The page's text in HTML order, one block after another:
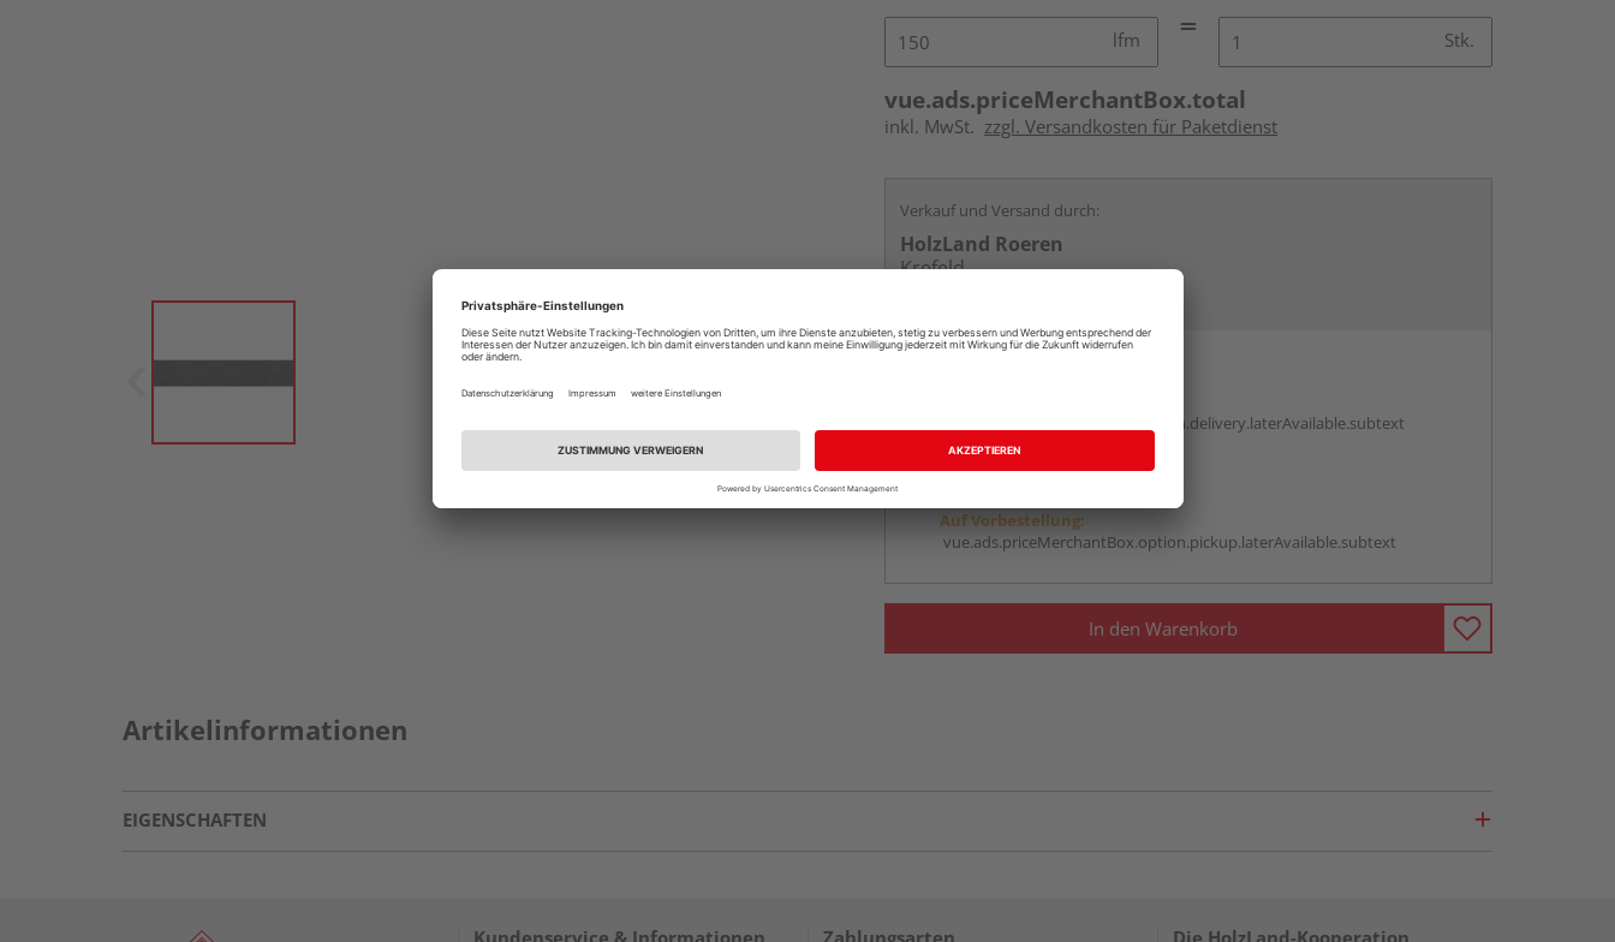
lfm Stk.
vue.ads.priceMerchantBox.total
inkl. MwSt. zzgl. Versandkosten für Paketdienst
Verkauf und Versand durch:
HolzLand Roeren
Krefeld
vue.ads.priceMerchantBox.option.delivery.laterAvailable.subtext
Auf Vorbestellung:
vue.ads.priceMerchantBox.option.pickup.laterAvailable.subtext
In den Warenkorb
Artikelinformationen
EIGENSCHAFTEN
Kundenservice & Informationen Zahlungsarten Die HolzLand-Kooperation